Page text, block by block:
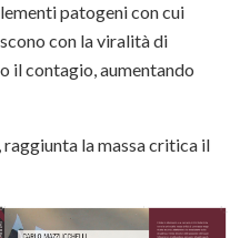
patogeni con cui
con la viralità di
il contagio, aumentando
raggiunta la massa critica il